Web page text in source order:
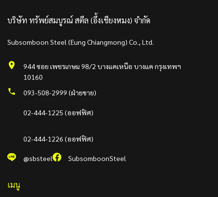
บริษัท ทรัพย์สมบูรณ์ สตีล (อึ้งเชียงหมง) จำกัด
Subsomboon Steel (Eung Chiangmong) Co., Ltd.
944 ซอย เพชรเกษม 98/2 บางแคเหนือ บางแค กรุงเทพฯ
10160
093-508-2999 (ฝ่ายขาย)
02-444-1225 (ออฟฟิศ)
02-444-1226 (ออฟฟิศ)
@sbsteel SubsomboonSteel
เมนู